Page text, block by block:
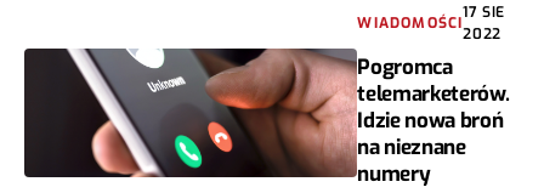
WIADOMOŚCI
17 SIE
2022
Pogromca
telemarketerów.
Idzie nowa broń
na nieznane
numery